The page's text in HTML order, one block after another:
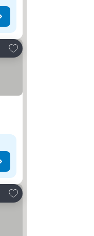
Adicionar aos favoritos
Adicionar aos favoritos